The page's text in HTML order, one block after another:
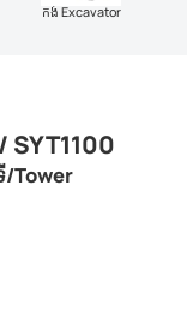
កង់ Excavator
/Tower